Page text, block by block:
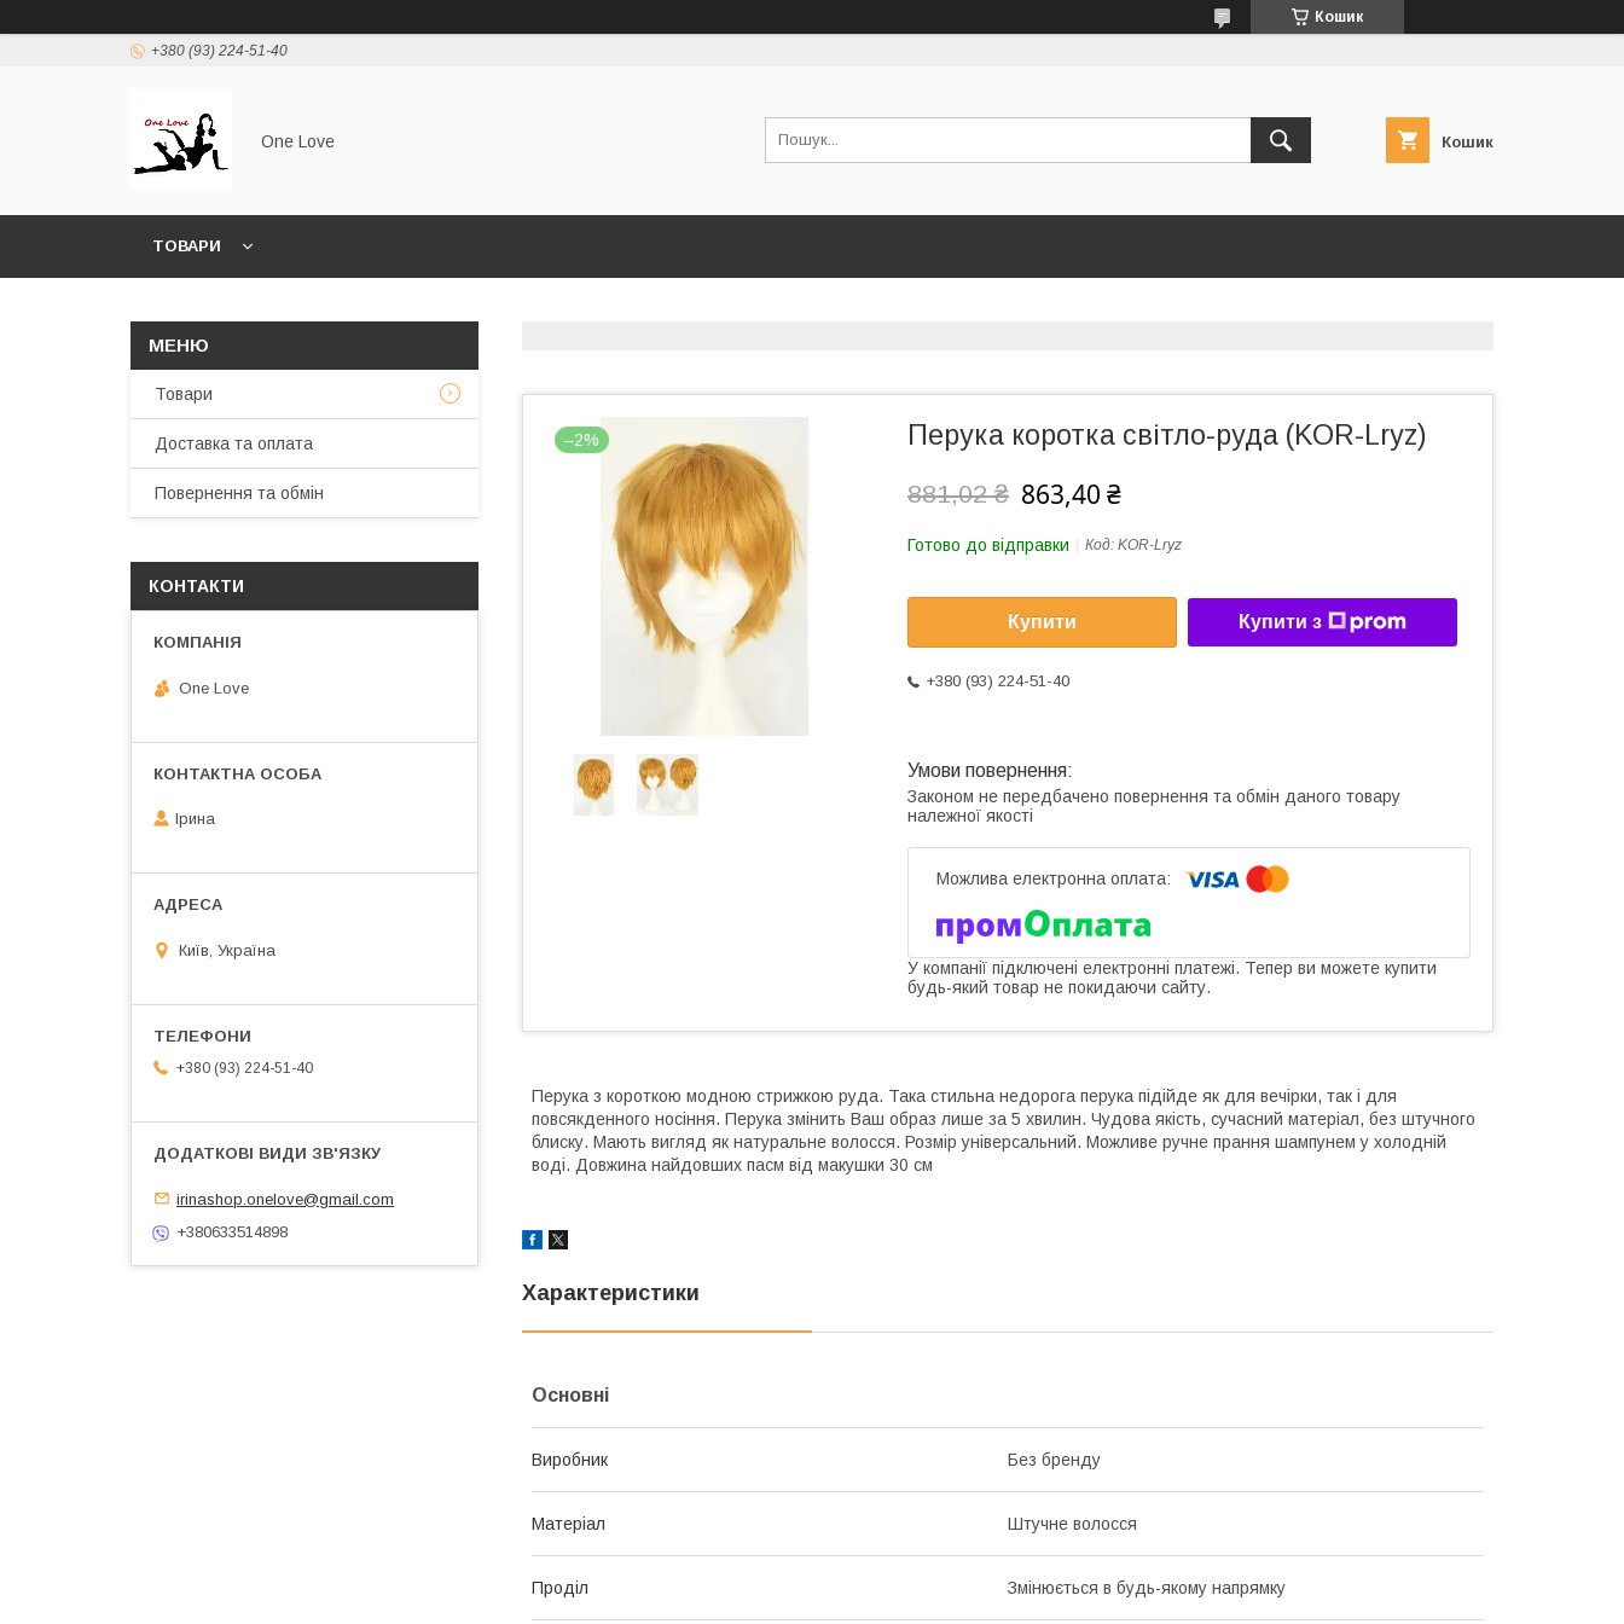
Кошик
+380 (93) 224-51-40
One Love Кошик
ТОВАРИ
–2% Перука коротка світло-руда (KOR-Lryz)
881,02 ₴ 863,40 ₴
Готово до відправки Код: KOR-Lryz
Купити Купити з
+380 (93) 224-51-40
Законом не передбачено повернення та обмін даного товару
належної якості
У компанії підключені електронні платежі. Тепер ви можете купити
будь-який товар не покидаючи сайту.
Перука з короткою модною стрижкою руда. Така стильна недорога перука підійде як для вечірки, так і для
повсякденного носіння. Перука змінить Ваш образ лише за 5 хвилин. Чудова якість, сучасний матеріал, без штучного
блиску. Мають вигляд як натуральне волосся. Розмір універсальний. Можливе ручне прання шампунем у холодній
воді. Довжина найдовших пасм від макушки 30 см
Характеристики
Основні
Виробник Без бренду
Матеріал Штучне волосся
Проділ Змінюється в будь-якому напрямку
Товари
Доставка та оплата
Повернення та обмін
КОНТАКТИ
One Love
Ірина
Київ, Україна
+380 (93) 224-51-40
irinashop.onelove@gmail.com
+380633514898